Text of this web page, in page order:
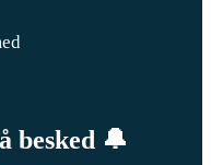
besked 🔔